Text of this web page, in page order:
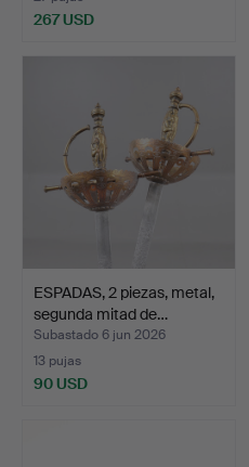
267 USD
ESPADAS, 2 piezas, metal,
segunda mitad de…
Subastado 6 jun 2026
13 pujas
90 USD